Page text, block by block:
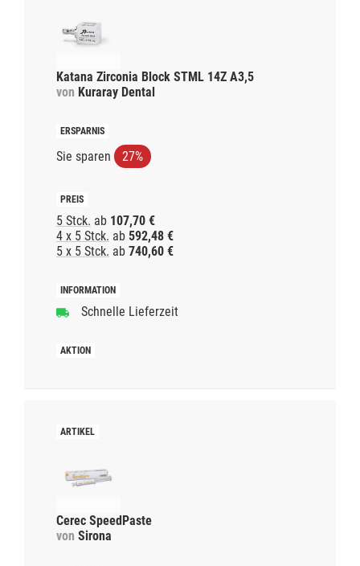
Katana Zirconia Block STML 14Z A3,5
von Kuraray Dental
Sie sparen 27%
5 Stck. ab 107,70 €
4 x 5 Stck. ab 592,48 €
5 x 5 Stck. ab 740,60 €
Schnelle Lieferzeit
Cerec SpeedPaste
von Sirona